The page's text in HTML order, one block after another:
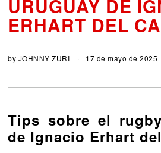
URUGUAY DE
ERHART DEL
by JOHNNY ZURI 17 de mayo de 2025
Tips sobre el
de Ignacio Erhart